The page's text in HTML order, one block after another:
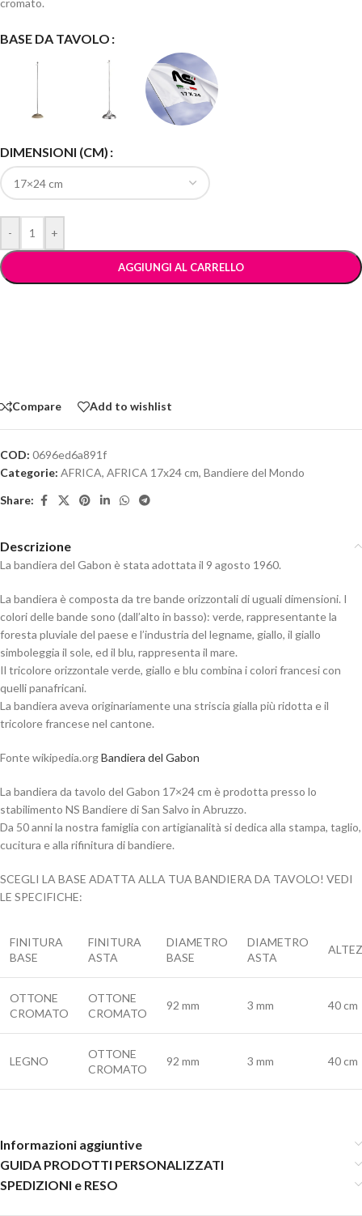
BASE DA TAVOLO
DIMENSIONI (CM)
- +
AGGIUNGI AL CARRELLO
Compare Add to wishlist
COD: 0696ed6a891f
Categorie: AFRICA, AFRICA 17x24 cm, Bandiere del Mondo
Share:
Descrizione
La bandiera del Gabon è stata adottata il 9 agosto 1960.
La bandiera è composta da tre bande orizzontali di uguali dimensioni. I
colori delle bande sono (dall’alto in basso): verde, rappresentante la
foresta pluviale del paese e l’industria del legname, giallo, il giallo
simboleggia il sole, ed il blu, rappresenta il mare.
Il tricolore orizzontale verde, giallo e blu combina i colori francesi con
quelli panafricani.
La bandiera aveva originariamente una striscia gialla più ridotta e il
tricolore francese nel cantone.
Fonte wikipedia.orgBandiera del Gabon
La bandiera da tavolo del Gabon 17×24 cm è prodotta presso lo
stabilimento NS Bandiere di San Salvo in Abruzzo.
Da 50 anni la nostra famiglia con artigianalità si dedica alla stampa, taglio,
cucitura e alla rifinitura di bandiere.
SCEGLI LA BASE ADATTA ALLA TUA BANDIERA DA TAVOLO! VEDI
LE SPECIFICHE:
FINITURA
BASE
FINITURA
ASTA
DIAMETRO
BASE
DIAMETRO
ASTA
OTTONE
CROMATO
OTTONE
CROMATO
92 mm 3 mm 40 cm
LEGNO
OTTONE
CROMATO
92 mm 3 mm 40 cm
Informazioni aggiuntive
GUIDA PRODOTTI PERSONALIZZATI
SPEDIZIONI e RESO